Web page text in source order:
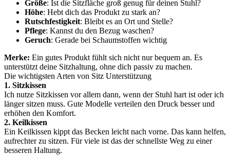
Größe: Ist die Sitzfläche groß genug für deinen Stuhl?
Höhe: Hebt dich das Produkt zu stark an?
Rutschfestigkeit: Bleibt es an Ort und Stelle?
Pflege: Kannst du den Bezug waschen?
Geruch: Gerade bei Schaumstoffen wichtig
Merke: Ein gutes Produkt fühlt sich nicht nur bequem an. Es
unterstützt deine Sitzhaltung, ohne dich passiv zu machen.
Die wichtigsten Arten von Sitz Unterstützung
1. Sitzkissen
Ich nutze Sitzkissen vor allem dann, wenn der Stuhl hart ist oder ich
länger sitzen muss. Gute Modelle verteilen den Druck besser und
erhöhen den Komfort.
2. Keilkissen
Ein Keilkissen kippt das Becken leicht nach vorne. Das kann helfen,
aufrechter zu sitzen. Für viele ist das der schnellste Weg zu einer
besseren Haltung.